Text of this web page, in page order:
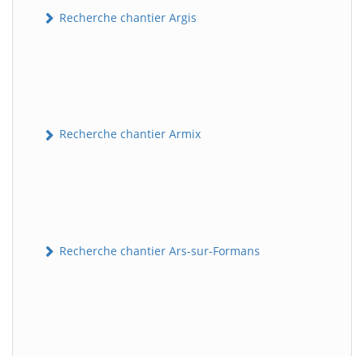
Recherche chantier Argis
Recherche chantier Armix
Recherche chantier Ars-sur-Formans